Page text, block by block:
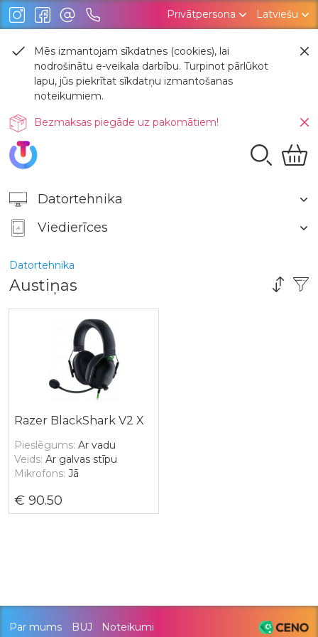
Privātpersona Latviešu
Mēs izmantojam sīkdatnes (cookies), lai
nodrošinātu e-veikala darbību. Turpinot pārlūkot
lapu, jūs piekrītat sīkdatņu izmantošanas
noteikumiem.
Bezmaksas piegāde uz pakomātiem!
Datortehnika
Viedierīces
Datortehnika
Austiņas
Razer BlackShark V2 X
Pieslēgums Ar vadu
Veids Ar galvas stīpu
Mikrofons Jā
90.50
Par mums BUJ Noteikumi